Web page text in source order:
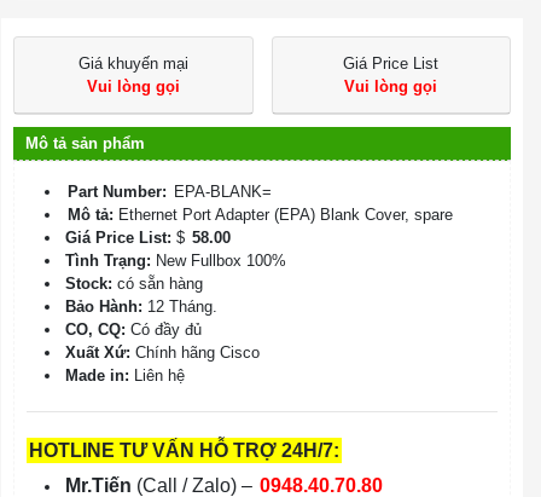
Giá khuyến mại
Vui lòng gọi
Giá Price List
Vui lòng gọi
Mô tả sản phẩm
Part Number: EPA-BLANK=
Mô tả: Ethernet Port Adapter (EPA) Blank Cover, spare
Giá Price List: $ 58.00
Tình Trạng: New Fullbox 100%
Stock: có sẵn hàng
Bảo Hành: 12 Tháng.
CO, CQ: Có đầy đủ
Xuất Xứ: Chính hãng Cisco
Made in: Liên hệ
HOTLINE TƯ VẤN HỖ TRỢ 24H/7:
Mr.Tiến (Call / Zalo) – 0948.40.70.80